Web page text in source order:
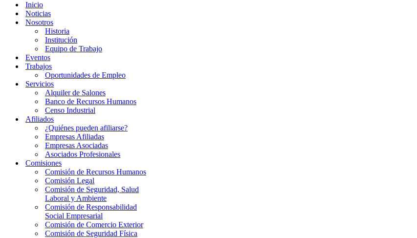
Inicio
Noticias
Nosotros
Historia
Institución
Equipo de Trabajo
Eventos
Trabajos
Oportunidades de Empleo
Servicios
Alquiler de Salones
Banco de Recursos Humanos
Censo Industrial
Afiliados
¿Quiénes pueden afiliarse?
Empresas Afiliadas
Empresas Asociadas
Asociados Profesionales
Comisiones
Comisión de Recursos Humanos
Comisión Legal
Comisión de Seguridad, Salud
Laboral y Ambiente
Comisión de Responsabilidad
Social Empresarial
Comisión de Comercio Exterior
Comisión de Seguridad Física